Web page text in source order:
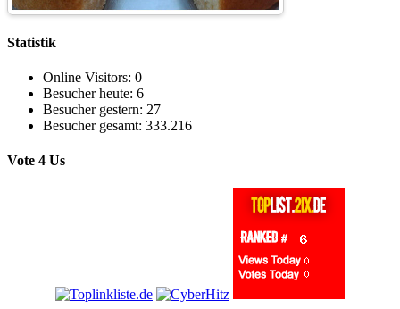
Statistik
Online Visitors: 0
Besucher heute: 6
Besucher gestern: 27
Besucher gesamt: 333.216
Vote 4 Us